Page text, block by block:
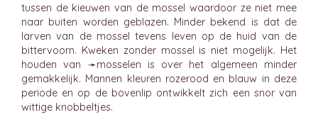
tussen de kieuwen van de mossel waardoor ze niet mee
naar buiten worden geblazen. Minder bekend is dat de
larven van de mossel tevens leven op de huid van de
bittervoorn. Kweken zonder mossel is niet mogelijk. Het
houden van ➛mosselen is over het algemeen minder
gemakkelijk. Mannen kleuren rozerood en blauw in deze
periode en op de bovenlip ontwikkelt zich een snor van
wittige knobbeltjes.